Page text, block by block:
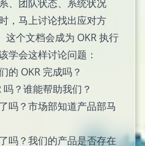
、团队状态、系统状况
，马上讨论找出应对方
这个文档会成为 OKR 执行
学会这样讨论问题：
的 OKR 完成吗？
？谁能帮助我们？
吗？市场部知道产品部马
吗？我们的产品是否存在